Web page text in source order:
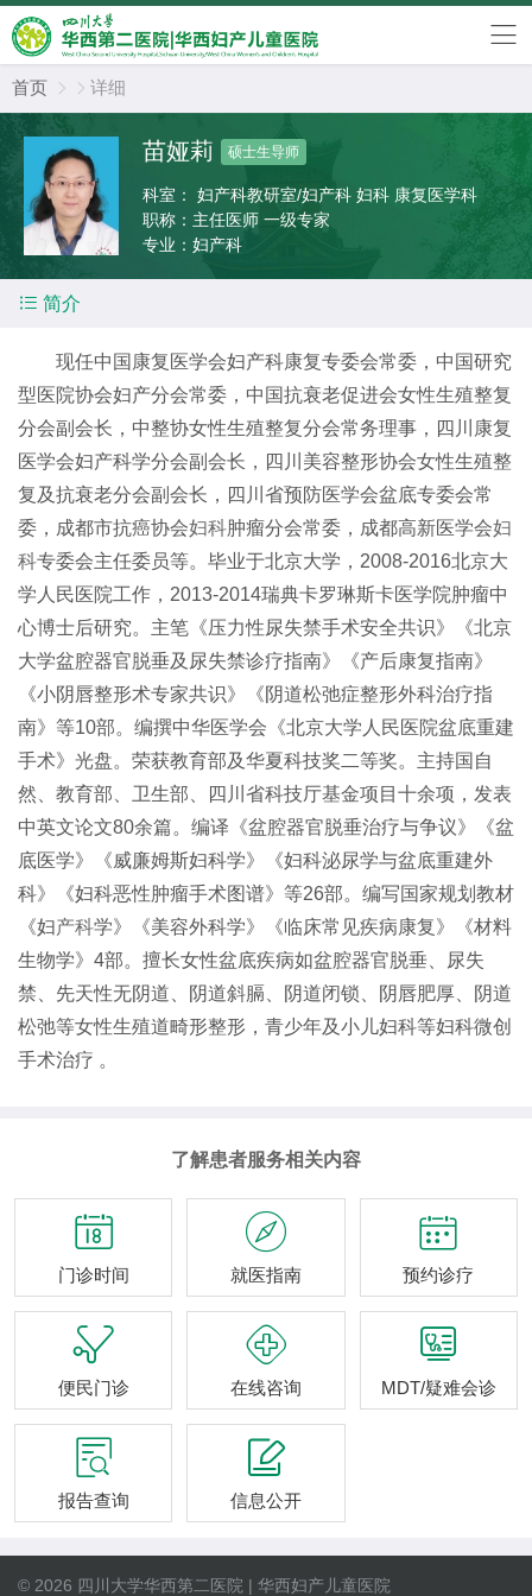
首页   详细
苗娅莉 硕士生导师
科室：
妇产科教研室/妇产科 妇科 康复医学科
职称： 主任医师 一级专家
专业： 妇产科
 简介
现任中国康复医学会妇产科康复专委会常委，中国研究
型医院协会妇产分会常委，中国抗衰老促进会女性生殖整复
分会副会长，中整协女性生殖整复分会常务理事，四川康复
医学会妇产科学分会副会长，四川美容整形协会女性生殖整
复及抗衰老分会副会长，四川省预防医学会盆底专委会常
委，成都市抗癌协会妇科肿瘤分会常委，成都高新医学会妇
科专委会主任委员等。毕业于北京大学，2008-2016北京大
学人民医院工作，2013-2014瑞典卡罗琳斯卡医学院肿瘤中
心博士后研究。主笔《压力性尿失禁手术安全共识》《北京
大学盆腔器官脱垂及尿失禁诊疗指南》《产后康复指南》
《小阴唇整形术专家共识》《阴道松弛症整形外科治疗指
南》等10部。编撰中华医学会《北京大学人民医院盆底重建
手术》光盘。荣获教育部及华夏科技奖二等奖。主持国自
然、教育部、卫生部、四川省科技厅基金项目十余项，发表
中英文论文80余篇。编译《盆腔器官脱垂治疗与争议》《盆
底医学》《威廉姆斯妇科学》《妇科泌尿学与盆底重建外
科》《妇科恶性肿瘤手术图谱》等26部。编写国家规划教材
《妇产科学》《美容外科学》《临床常见疾病康复》《材料
生物学》4部。擅长女性盆底疾病如盆腔器官脱垂、尿失
禁、先天性无阴道、阴道斜膈、阴道闭锁、阴唇肥厚、阴道
松弛等女性生殖道畸形整形，青少年及小儿妇科等妇科微创
手术治疗 。
了解患者服务相关内容

门诊时间

就医指南

预约诊疗

便民门诊

在线咨询

MDT/疑难会诊

报告查询

信息公开
© 2026 四川大学华西第二医院 | 华西妇产儿童医院